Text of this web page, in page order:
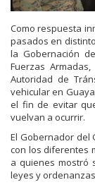
Como respuesta
pasados en
la Gobernación
Fuerzas
Autoridad de
vehicular en
el fin de evitar
vuelvan a ocurrir.
El Gobernador del
con los diferentes
a quienes mostró
leyes y